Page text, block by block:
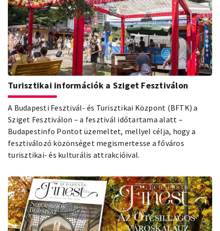
Turisztikai információk a Sziget Fesztiválon
A Budapesti Fesztivál- és Turisztikai Központ (BFTK) a
Sziget Fesztiválon – a fesztivál időtartama alatt –
Budapestinfo Pontot üzemeltet, mellyel célja, hogy a
fesztiválozó közönséget megismertesse a főváros
turisztikai- és kulturális attrakcióival.